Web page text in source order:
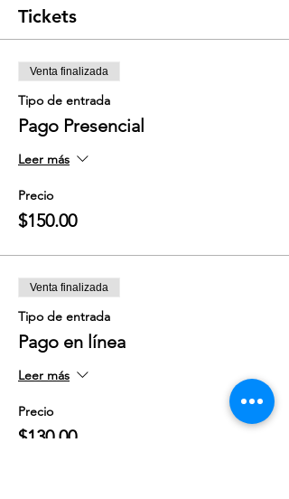
Tickets
Venta finalizada
Tipo de entrada
Pago Presencial
Leer más
Precio
$150.00
Venta finalizada
Tipo de entrada
Pago en línea
Leer más
Precio
$130.00